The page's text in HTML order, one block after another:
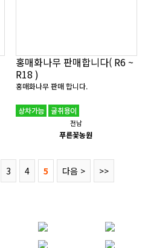
홍매화나무 판매합니다( R6 ~
R18 )
홍매화나무 판매 합니다.
전남
푸른꽃농원
3 4 5 다음 > >>